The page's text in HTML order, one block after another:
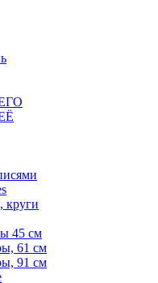
круги
45 см
61 см
91 см